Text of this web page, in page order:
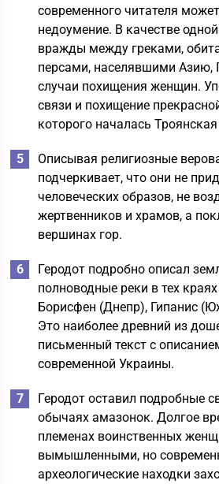
современного читателя
недоумение. В качестве
вражды между греками,
персами, населявшими Азию,
случаи похищения женщин.
связи и похищение
которого началась
Описывая религиозные
подчеркивает, что они не
человеческих образов, не
жертвенников и храмов, а
вершинах гор.
Геродот подробно описал
полноводные реки в тех
Борисфен (Днепр), Гипанис
Это наиболее древний из
письменный текст с
современной Украины.
Геродот оставил подробные
обычаях амазонок. Долгое
племенах воинственных
вымышленными, но
археологические находки